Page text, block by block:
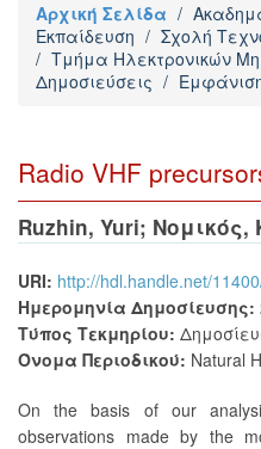
Αρχική Σελίδα /
Εκπαίδευση / Σχολή
/ Τμήμα Ηλεκτρονικών
Δημοσιεύσεις /
Radio VHF
Ruzhin, Yuri; Νομικός,
URI: http://hdl.handle.net/
Ημερομηνία Δημοσίευσης:
Τύπος Τεκμηρίου:
Όνομα Περιοδικού: Natural
On the basis of our
observations made by the